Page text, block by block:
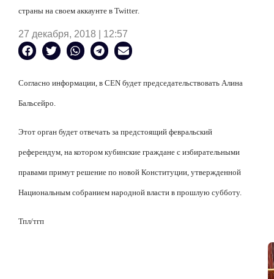
страны на своем аккаунте в Twitter.
27 декабря, 2018 | 12:57
Согласно информации, в CEN будет председательствовать Алина
Бальсейро.
Этот орган будет отвечать за предстоящий февральский
референдум, на котором кубинские граждане с избирательными
правами примут решение по новой Конституции, утвержденной
Национальным собранием народной власти в прошлую субботу.
Тпл/тгп